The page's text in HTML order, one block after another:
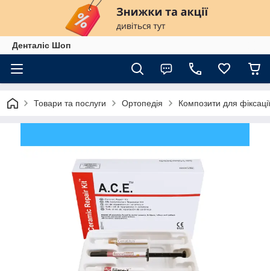
Денталіс Шоп
Товари та послуги Ортопедія Композити для фіксації